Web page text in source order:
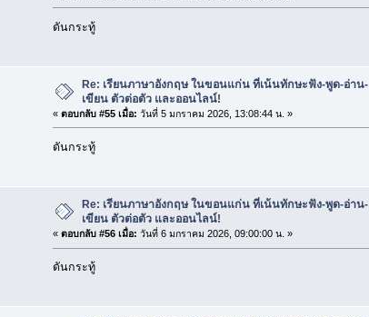
ดันกระทู้
Re: เรียนภาษาอังกฤษ ในขอนแก่น ที่เน้นทักษะฟัง-พูด-อ่าน-
เขียน ตัวต่อตัว และออนไลน์!
« ตอบกลับ #55 เมื่อ: วันที่ 5 มกราคม 2026, 13:08:44 น. »
ดันกระทู้
Re: เรียนภาษาอังกฤษ ในขอนแก่น ที่เน้นทักษะฟัง-พูด-อ่าน-
เขียน ตัวต่อตัว และออนไลน์!
« ตอบกลับ #56 เมื่อ: วันที่ 6 มกราคม 2026, 09:00:00 น. »
ดันกระทู้